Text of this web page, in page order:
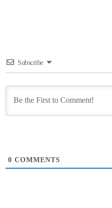
Subscribe
0 COMMENTS